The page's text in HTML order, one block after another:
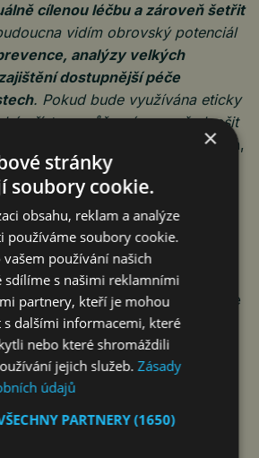
cílenou léčbu a zároveň šetřit
vidím obrovský potenciál
analýzy velkých
dostupnější péče
. Pokud bude využívána eticky
přístup, může významně zlepšit
uzavírá Ing. MGr. Petra Králová,
centra DIAvize
(WDD)je největší světová
osvětu o diabetu, která oslovuje
ve více než 160 zemích. Slaví
v den narozenin sira
kanadského lékaře a nositele
v roce 1922 společně
objevil inzulín.
1991 Mezinárodní federací
×
stránky
soubory cookie.
obsahu, reklam a analýze
používáme soubory cookie.
používání našich
sdílíme s našimi reklamními
partnery, kteří je mohou
dalšími informacemi, které
nebo které shromáždili
jejich služeb.Zásady
údajů
PARTNERY(1650)